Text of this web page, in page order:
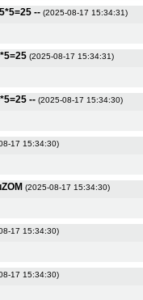
-- (2025-08-17 15:34:31)
(2025-08-17 15:34:31)
-- (2025-08-17 15:34:30)
17 15:34:30)
(2025-08-17 15:34:30)
17 15:34:30)
17 15:34:30)